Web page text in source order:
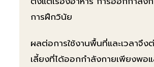
การฝึกวินัย
ผลต่อการใช้งานพื้นที่และเวลาจึ
เลี้ยงที่ได้ออกกำลังกายเพียงพอแ